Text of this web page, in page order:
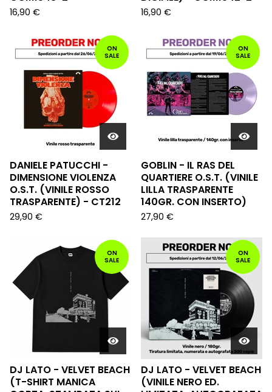
16,90 € 16,90 €
ON
SALE
DANIELE PATUCCHI -
DIMENSIONE VIOLENZA
O.S.T. (VINILE ROSSO
TRASPARENTE) - CT212
29,90 €
ON
SALE
GOBLIN - IL RAS DEL
QUARTIERE O.S.T. (VINILE
LILLA TRASPARENTE
140GR. CON INSERTO)
27,90 €
ON
SALE
DJ LATO - VELVET BEACH
(T-SHIRT MANICA
ON
SALE
DJ LATO - VELVET BEACH
(VINILE NERO ED.